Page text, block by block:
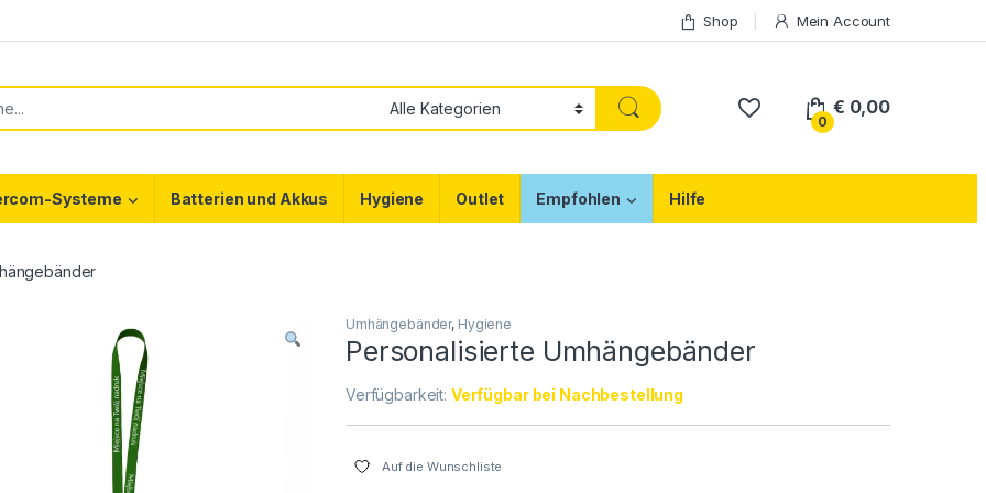
Shop Mein Account
0
€ 0,00
Systeme Batterien und Akkus Hygiene Outlet Empfohlen Hilfe
Umhängebänder, Hygiene
Personalisierte Umhängebänder
Verfügbarkeit: Verfügbar bei Nachbestellung
Auf die Wunschliste